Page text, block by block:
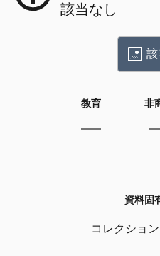
該当なし
該
教育 非
資料固
コレクショ